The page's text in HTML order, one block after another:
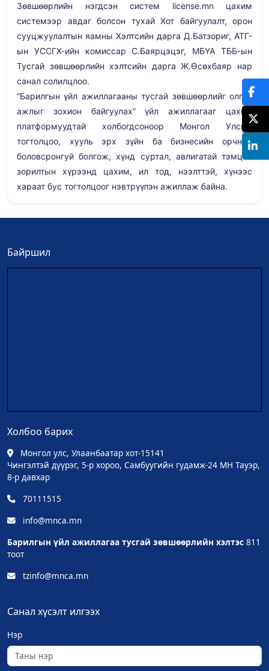
Зөвшөөрлийн нэгдсэн систем license.mn цахим
системээр авдаг болсон тухай Хот байгуулалт, орон
сууцжуулалтын яамны Хэлтсийн дарга Д.Батзориг, АТГ-
ын УССГХ-ийн комиссар С.Баярцэцэг, МБҮА ТББ-ын
Тусгай зөвшөөрлийн хэлтсийн дарга Ж.Өсөхбаяр нар
санал солилцлоо.
“Барилгын үйл ажиллагааны тусгай зөвшөөрлийг олгох
ажлыг зохион байгуулах” үйл ажиллагааг цахим
платформуудтай холбогдсоноор Монгол Улсын
тогтолцоо, хууль эрх зүйн ба бизнесийн орчныг
боловсронгуй болгож, хүнд суртал, авлигатай тэмцэх
зорилтын хүрээнд цахим, ил тод, нээлттэй, хүнээс
хараат бус тогтолцоог нэвтрүүлэн ажиллаж байна.
Байршил
Холбоо барих
Монгол улс, Улаанбаатар хот-15141
Чингэлтэй дүүрэг, 5-р хороо, Самбуугийн гудамж-24 МН Тауэр,
8-р давхар
70111515
info@mnca.mn
Барилгын үйл ажиллагаа тусгай зөвшөөрлийн хэлтэс 811
тоот
tzinfo@mnca.mn
Санал хүсэлт илгээх
Нэр